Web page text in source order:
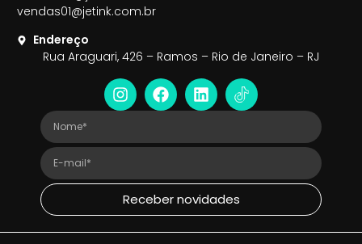
vendas01@jetink.com.br
Endereço
Rua Araguari, 426 – Ramos – Rio de Janeiro – RJ
Receber novidades